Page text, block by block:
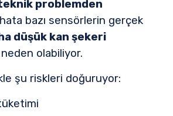
problemden
bazı sensörlerin gerçek
düşük kan şekeri
neden olabiliyor.
şu riskleri doğuruyor: